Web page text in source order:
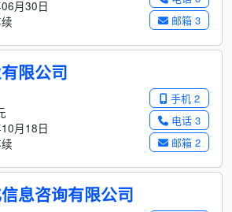
邮箱 3
月30日
限公司
手机 2
电话 3
邮箱 2
月18日
息咨询有限公司